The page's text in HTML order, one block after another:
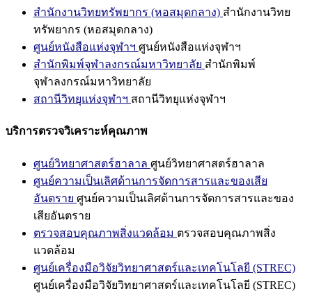
สำนักงานวิทยทรัพยากร (หอสมุดกลาง) สำนักงานวิทย
ทรัพยากร (หอสมุดกลาง)
ศูนย์หนังสือแห่งจุฬาฯ ศูนย์หนังสือแห่งจุฬาฯ
สำนักพิมพ์จุฬาลงกรณ์มหาวิทยาลัย สำนักพิมพ์
จุฬาลงกรณ์มหาวิทยาลัย
สถานีวิทยุแห่งจุฬาฯ สถานีวิทยุแห่งจุฬาฯ
บริการตรวจวิเคราะห์คุณภาพ
ศูนย์วิทยาศาสตร์ฮาลาล ศูนย์วิทยาศาสตร์ฮาลาล
ศูนย์ความเป็นเลิศด้านการจัดการสารและของเสีย
อันตราย ศูนย์ความเป็นเลิศด้านการจัดการสารและของ
เสียอันตราย
ตรวจสอบคุณภาพสิ่งแวดล้อม ตรวจสอบคุณภาพสิ่ง
แวดล้อม
ศูนย์เครื่องมือวิจัยวิทยาศาสตร์และเทคโนโลยี (STREC)
ศูนย์เครื่องมือวิจัยวิทยาศาสตร์และเทคโนโลยี (STREC)